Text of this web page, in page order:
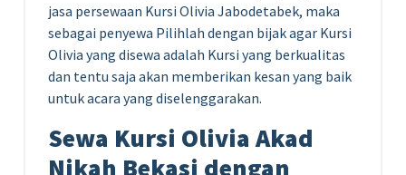
jasa persewaan Kursi Olivia Jabodetabek, maka
sebagai penyewa Pilihlah dengan bijak agar Kursi
Olivia yang disewa adalah Kursi yang berkualitas
dan tentu saja akan memberikan kesan yang baik
untuk acara yang diselenggarakan.
Sewa Kursi Olivia Akad
Nikah Bekasi dengan